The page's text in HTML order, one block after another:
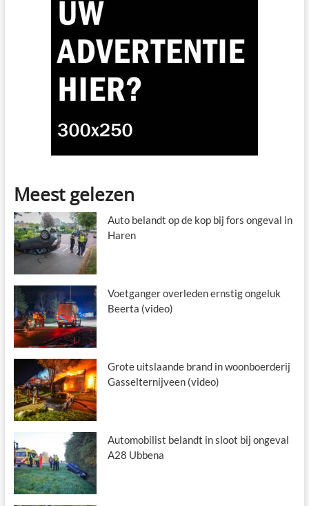
Meest gelezen
Auto belandt op de kop bij fors ongeval in
Haren
Voetganger overleden ernstig ongeluk
Beerta (video)
Grote uitslaande brand in woonboerderij
Gasselternijveen (video)
Automobilist belandt in sloot bij ongeval
A28 Ubbena